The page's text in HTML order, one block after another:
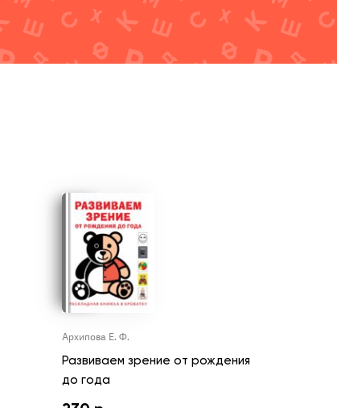
Архипова Е. Ф.
Развиваем зрение от рождения
до года